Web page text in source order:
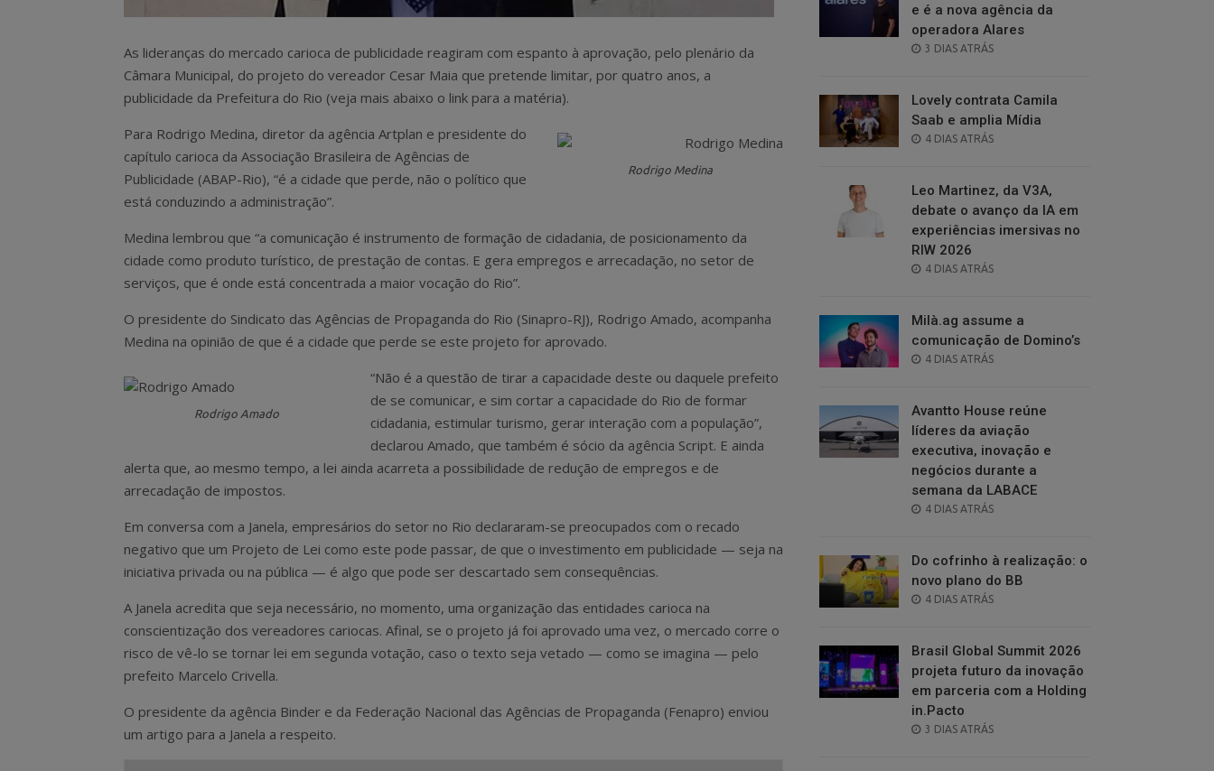
As lideranças do mercado carioca de publicidade reagiram com espanto à aprovação, pelo plenário da
Câmara Municipal, do projeto do vereador Cesar Maia que pretende limitar, por quatro anos, a
publicidade da Prefeitura do Rio (veja mais abaixo o link para a matéria).
Rodrigo Medina
Para Rodrigo Medina, diretor da agência Artplan e presidente do
capítulo carioca da Associação Brasileira de Agências de
Publicidade (ABAP-Rio), “é a cidade que perde, não o político que
está conduzindo a administração”.
Medina lembrou que “a comunicação é instrumento de formação de cidadania, de posicionamento da
cidade como produto turístico, de prestação de contas. E gera empregos e arrecadação, no setor de
serviços, que é onde está concentrada a maior vocação do Rio”.
O presidente do Sindicato das Agências de Propaganda do Rio (Sinapro-RJ), Rodrigo Amado, acompanha
Medina na opinião de que é a cidade que perde se este projeto for aprovado.
Rodrigo Amado
“Não é a questão de tirar a capacidade deste ou daquele prefeito
de se comunicar, e sim cortar a capacidade do Rio de formar
cidadania, estimular turismo, gerar interação com a população”,
declarou Amado, que também é sócio da agência Script. E ainda
alerta que, ao mesmo tempo, a lei ainda acarreta a possibilidade de redução de empregos e de
arrecadação de impostos.
Em conversa com a Janela, empresários do setor no Rio declararam-se preocupados com o recado
negativo que um Projeto de Lei como este pode passar, de que o investimento em publicidade — seja na
iniciativa privada ou na pública — é algo que pode ser descartado sem consequências.
A Janela acredita que seja necessário, no momento, uma organização das entidades carioca na
conscientização dos vereadores cariocas. Afinal, se o projeto já foi aprovado uma vez, o mercado corre o
risco de vê-lo se tornar lei em segunda votação, caso o texto seja vetado — como se imagina — pelo
prefeito Marcelo Crivella.
O presidente da agência Binder e da Federação Nacional das Agências de Propaganda (Fenapro) enviou
um artigo para a Janela a respeito.
e é a nova agência da
operadora Alares
POSTED
3 DIAS ATRÁS
Lovely contrata Camila
Saab e amplia Mídia
POSTED
4 DIAS ATRÁS
Leo Martinez, da V3A,
debate o avanço da IA em
experiências imersivas no
RIW 2026
POSTED
4 DIAS ATRÁS
Milà.ag assume a
comunicação de Domino’s
POSTED
4 DIAS ATRÁS
Avantto House reúne
líderes da aviação
executiva, inovação e
negócios durante a
semana da LABACE
POSTED
4 DIAS ATRÁS
Do cofrinho à realização: o
novo plano do BB
POSTED
4 DIAS ATRÁS
Brasil Global Summit 2026
projeta futuro da inovação
em parceria com a Holding
in.Pacto
POSTED
3 DIAS ATRÁS